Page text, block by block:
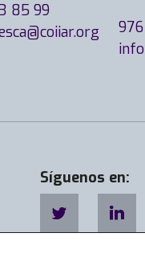
85 99
Síguenos en: